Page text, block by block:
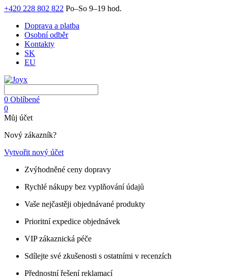
+420 228 802 822 Po–So 9–19 hod.
Doprava a platba
Osobní odběr
Kontakty
SK
EU
0 Oblíbené
0
Můj účet
Nový zákazník?
Vytvořit nový účet
Zvýhodněné ceny dopravy
Rychlé nákupy bez vyplňování údajů
Vaše nejčastěji objednávané produkty
Prioritní expedice objednávek
VIP zákaznická péče
Sdílejte své zkušenosti s ostatními v recenzích
Přednostní řešení reklamací